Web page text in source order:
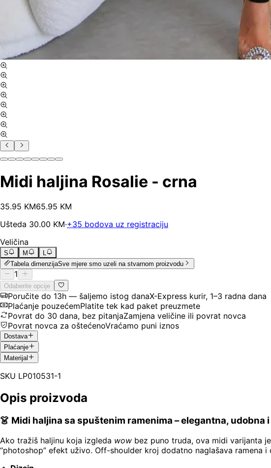
Midi haljina Rosalie - crna
35.95 KM65.95 KM
Ušteda 30.00 KM·+35 bodova uz registraciju
Veličina
S M
L
Tabela dimenzijaSve mjere smo uzeli na stvarnom proizvodu
1
Odaberite opcije
Poručite do 13h — šaljemo istog danaX-Express kurir, 1–3 radna dana
Plaćanje pouzećemPlatite tek kad paket preuzmete
Povrat do 30 dana, bez pitanjaZamjena veličine ili povrat novca
Povrat novca za oštećenoVraćamo puni iznos
Dostava
Plaćanje
Materijal
SKU LP010531-1
Opis proizvoda
👗 Midi haljina sa spuštenim ramenima – elegantna, udobna
Ako tražiš haljinu koja izgleda wow bez puno truda, ova midi varijanta
“photoshop” efekt uživo. Off-shoulder kroj dodatno naglašava ramena